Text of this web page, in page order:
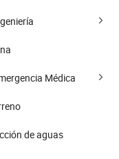
Médica
de aguas